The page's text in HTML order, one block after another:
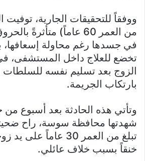
ووفقاً للتحقيقات الجارية، توفيت
من العمر 60 عاماً) متأثرةً
في جسدها رغم محاولة إسعافها،
تخضع للعلاج داخل المستشفى،
الزوج بعد تسليم نفسه للسلطات
بارتكاب الجريمة.
وتأتي هذه الحادثة بعد أسبوع من
شهدتها محافظة سوسة، راح
تبلغ من العمر 30 عاماً
خنقاً بسبب خلاف عائلي.